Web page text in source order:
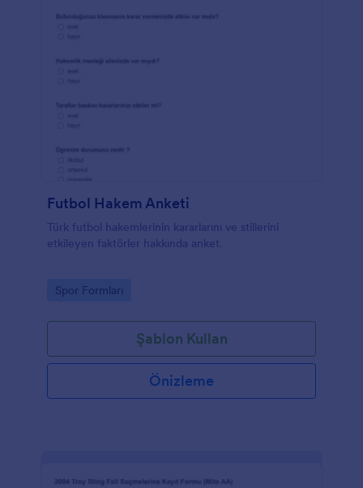
Futbol Hakem Anketi
Türk futbol hakemlerinin kararlarını ve stillerini
etkileyen faktörler hakkında anket.
Go to Category:
Spor Formları
Şablon Kullan
Önizleme